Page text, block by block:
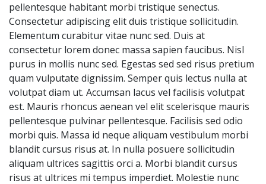
pellentesque habitant morbi tristique senectus.
Consectetur adipiscing elit duis tristique sollicitudin.
Elementum curabitur vitae nunc sed. Duis at
consectetur lorem donec massa sapien faucibus. Nisl
purus in mollis nunc sed. Egestas sed sed risus pretium
quam vulputate dignissim. Semper quis lectus nulla at
volutpat diam ut. Accumsan lacus vel facilisis volutpat
est. Mauris rhoncus aenean vel elit scelerisque mauris
pellentesque pulvinar pellentesque. Facilisis sed odio
morbi quis. Massa id neque aliquam vestibulum morbi
blandit cursus risus at. In nulla posuere sollicitudin
aliquam ultrices sagittis orci a. Morbi blandit cursus
risus at ultrices mi tempus imperdiet. Molestie nunc